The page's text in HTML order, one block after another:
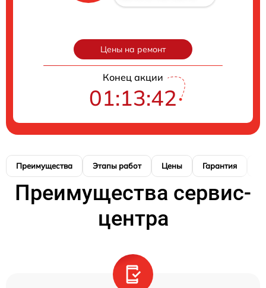
Цены на ремонт
Конец акции
01:13:41
Преимущества Этапы работ Цены Гарантия
Преимущества сервис-
центра